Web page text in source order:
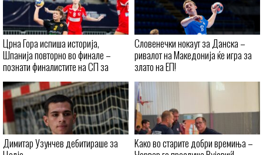
Црна Гора испиша историја,
Шпанија повторно во финале –
познати финалистите на СП за
кадетки
Словенечки нокаут за Данска –
ривалот на Македонија ќе игра за
злато на ЕП!
Димитар Узунчев дебитираше за
Kaко во старите добри времиња –